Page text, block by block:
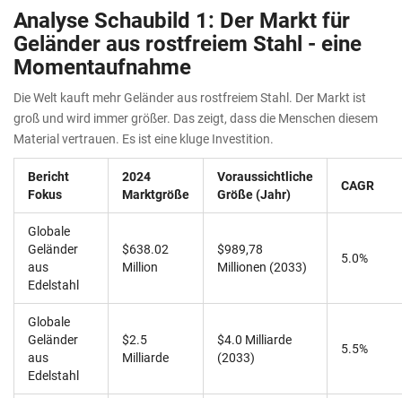
Analyse Schaubild 1: Der Markt für
Geländer aus rostfreiem Stahl - eine
Momentaufnahme
Die Welt kauft mehr Geländer aus rostfreiem Stahl. Der Markt ist
groß und wird immer größer. Das zeigt, dass die Menschen diesem
Material vertrauen. Es ist eine kluge Investition.
Bericht
Fokus
2024
Marktgröße
Voraussichtliche
Größe (Jahr)
CAGR
Globale
Geländer
aus
Edelstahl
$638.02
Million
$989,78
Millionen (2033)
5.0%
Globale
Geländer
aus
Edelstahl
$2.5
Milliarde
$4.0 Milliarde
(2033)
5.5%